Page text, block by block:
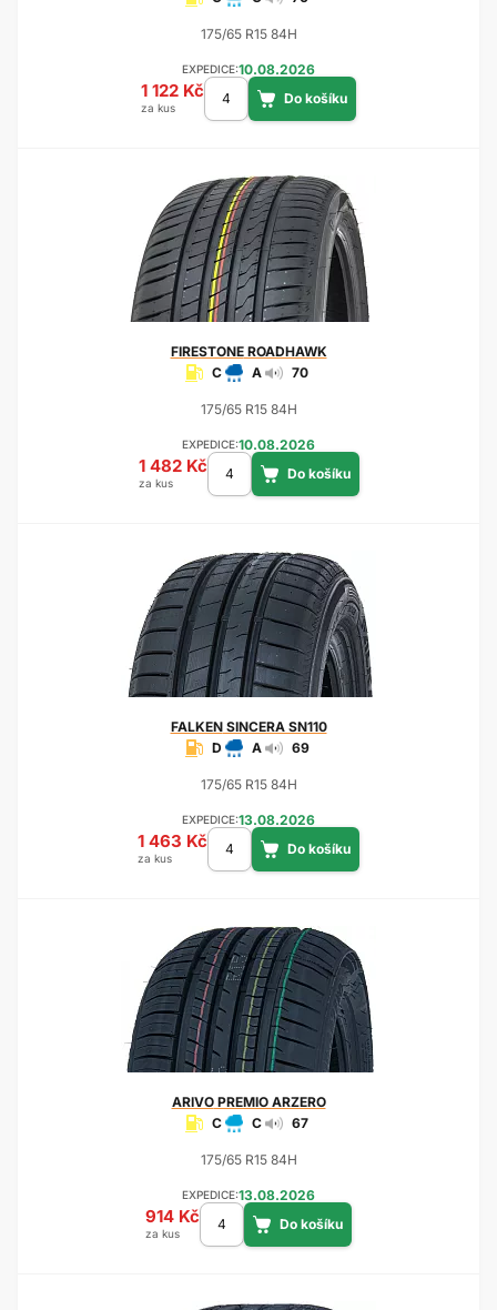
175/65 R15 84H
EXPEDICE:10.08.2026
1 122 Kč
za kus
FIRESTONEROADHAWK
C
A 70
175/65 R15 84H
EXPEDICE:10.08.2026
1 482 Kč
za kus
FALKENSINCERA SN110
D
A 69
175/65 R15 84H
EXPEDICE:13.08.2026
1 463 Kč
za kus
ARIVOPREMIO ARZERO
C
C 67
175/65 R15 84H
EXPEDICE:13.08.2026
914 Kč
za kus